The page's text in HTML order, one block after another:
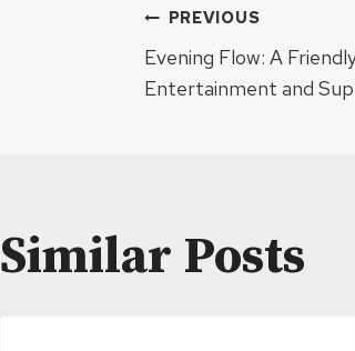
Navigare
în
PREVIOUS
Evening Flow: A
Entertainment and
Similar Posts